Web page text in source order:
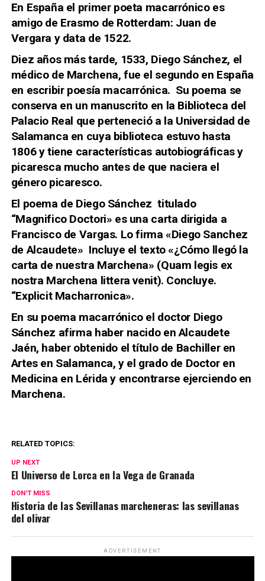
En España el primer poeta macarrónico es
amigo de Erasmo de Rotterdam: Juan de
Vergara y data de 1522.
Diez años más tarde, 1533, Diego Sánchez, el
médico de Marchena, fue el segundo en España
en escribir poesía macarrónica. Su poema se
conserva en un manuscrito en la Biblioteca del
Palacio Real que perteneció a la Universidad de
Salamanca en cuya biblioteca estuvo hasta
1806 y tiene características autobiográficas y
picaresca mucho antes de que naciera el
género picaresco.
El poema de Diego Sánchez titulado
“Magnifico Doctori» es una carta dirigida a
Francisco de Vargas. Lo firma «Diego Sanchez
de Alcaudete» Incluye el texto«¿Cómo llegó la
carta de nuestra Marchena» (Quam legis ex
nostra Marchena littera venit). Concluye.
“Explicit Macharronica».
En su poema macarrónico el doctor Diego
Sánchez afirma haber nacido en Alcaudete
Jaén, haber obtenido el título de Bachiller en
Artes en Salamanca, y el grado de Doctor en
Medicina en Lérida y encontrarse ejerciendo en
Marchena.
RELATED TOPICS:
UP NEXT
El Universo de Lorca en la Vega de Granada
DON'T MISS
Historia de las Sevillanas marcheneras: las sevillanas
del olivar
ADVERTISEMENT